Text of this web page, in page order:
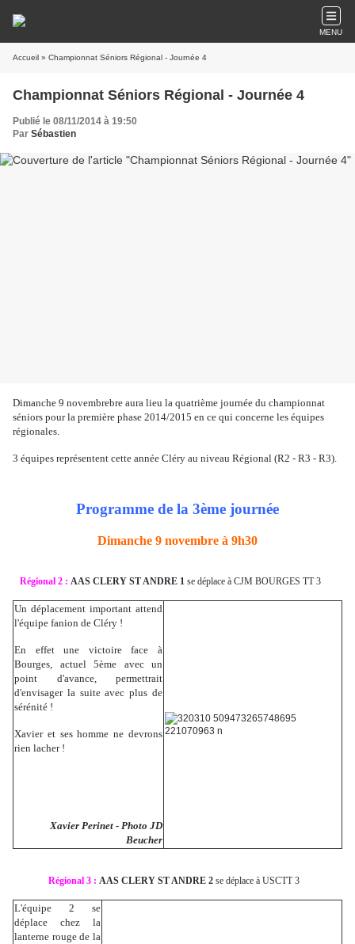
MENU
Accueil » Championnat Séniors Régional - Journée 4
Championnat Séniors Régional - Journée 4
Publié le 08/11/2014 à 19:50
Par Sébastien
Dimanche 9 novembrebre aura lieu la quatrième journée du championnat
séniors pour la première phase 2014/2015 en ce qui concerne les équipes
régionales.
3 équipes représentent cette année Cléry au niveau Régional (R2 - R3 - R3).
Programme de la 3ème journée
Dimanche 9 novembre à 9h30
Régional 2 : AAS CLERY ST ANDRE 1 se déplace à CJM BOURGES TT 3
Un déplacement important attend
l'équipe fanion de Cléry !
En effet une victoire face à
Bourges, actuel 5ème avec un
point d'avance, permettrait
d'envisager la suite avec plus de
sérénité !
Xavier et ses homme ne devrons
rien lacher !
Xavier Perinet - Photo JD
Beucher
Régional 3 : AAS CLERY ST ANDRE 2 se déplace à USCTT 3
L'équipe 2 se
déplace chez la
lanterne rouge de la